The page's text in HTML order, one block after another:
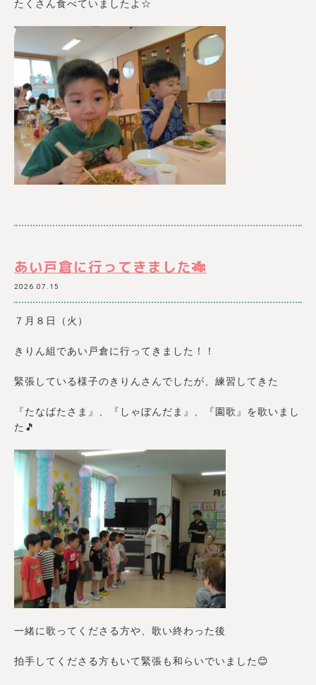
たくさん食べていましたよ☆
あい戸倉に行ってきました🎋
2026.07.15
７月８日（火）
きりん組であい戸倉に行ってきました！！
緊張している様子のきりんさんでしたが、練習してきた
『たなばたさま』、『しゃぼんだま』、『園歌』を歌いまし
た🎵
一緒に歌ってくださる方や、歌い終わった後
拍手してくださる方もいて緊張も和らいでいました😊